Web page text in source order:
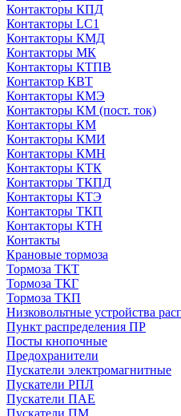
Контакторы КПД
Контакторы LC1
Контакторы КМД
Контакторы МК
Контакторы КТПВ
Контактор КВТ
Контакторы КМЭ
Контакторы КМ (пост. ток)
Контакторы КМ
Контакторы КМИ
Контакторы КМН
Контакторы КТК
Контакторы ТКПД
Контакторы КТЭ
Контакторы ТКП
Контакторы КТН
Контакты
Крановые тормоза
Тормоза ТКТ
Тормоза ТКГ
Тормоза ТКП
Низковольтные устройства
Пункт распределения ПР
Посты кнопочные
Предохранители
Пускатели электромагнитные
Пускатели РПЛ
Пускатели ПАЕ